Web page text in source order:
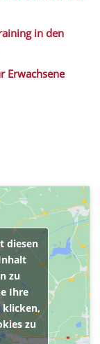
in den
Erwachsene
diesen
zu
Ihre
klicken,
zu